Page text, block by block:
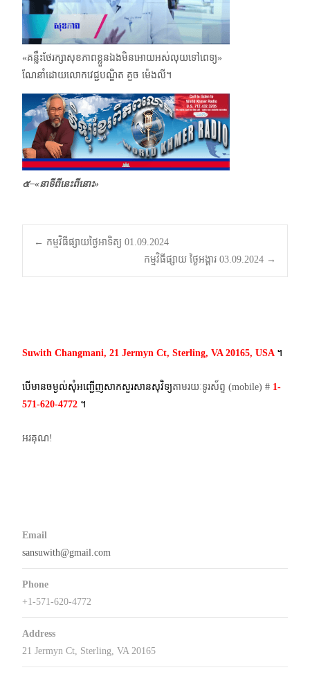
«គន្លឹះថែរក្សាសុខភាពខ្លួនឯងមិនអោយអស់លុយទៅពេទ្យ»
ណែនាំដោយលោកវេជ្ជបណ្ឌិត គួច ម៉េងលី។
๕–«នាទីពីនេះពីនោះ»
Post
navigation
← កម្មវិធីផ្សាយថ្ងៃអាទិត្យ 01.09.2024
កម្មវិធីផ្សាយ ថ្ងៃអង្គារ 03.09.2024 →
Suwith Changmani, 21 Jermyn Ct, Sterling, VA 20165, USA ។​
បើមានចម្ងល់​សុំអញ្ជើញសាកសួរសានសុវិទ្យតាមរយៈទូរស័ព្ទ​ (mobile)​ # 1-
571-620-4772​ ។
អរគុណ!
Email
sansuwith@gmail.com
Phone
+1-571-620-4772
Address
21 Jermyn Ct, Sterling, VA 20165